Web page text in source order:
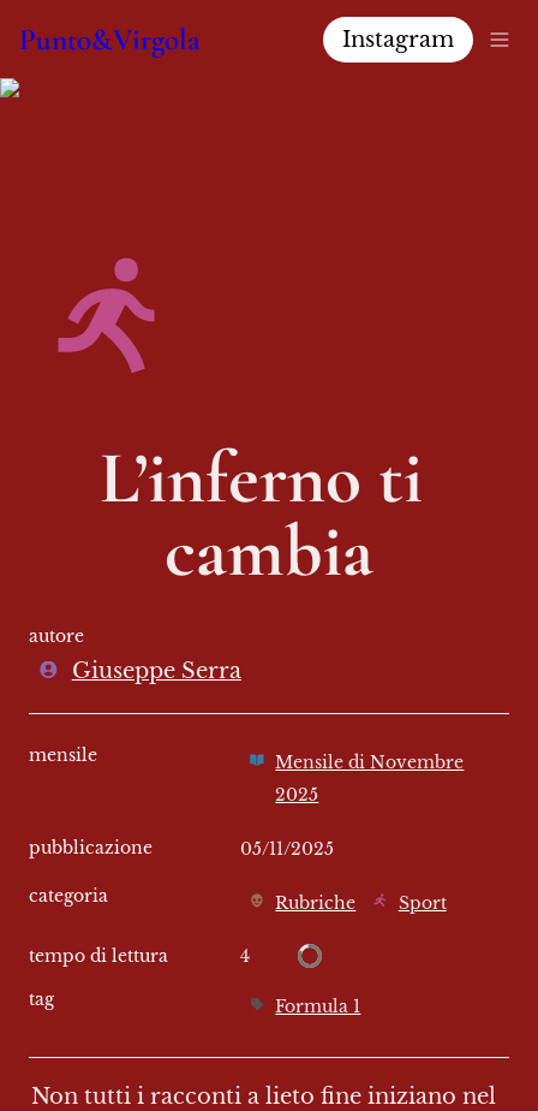
Punto&Virgola Instagram
L’inferno ti
cambia
autore
Giuseppe Serra
mensile
Mensile di Novembre
2025
pubblicazione 05/11/2025
categoria Rubriche Sport
tempo di lettura 4
tag Formula 1
Non tutti i racconti a lieto fine iniziano nel